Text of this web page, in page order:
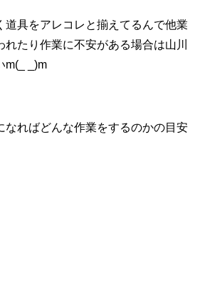
道具をアレコレと揃えてるんで他業
たり作業に不安がある場合は山川
m(_ _)m
なればどんな作業をするのかの目安